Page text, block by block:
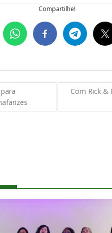
Compartilhe!
Com Rick &